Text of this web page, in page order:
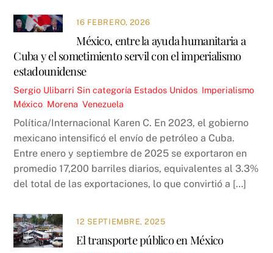
16 FEBRERO, 2026
México, entre la ayuda humanitaria a
Cuba y el sometimiento servil con el imperialismo
estadounidense
Sergio Ulibarri Sin categoría Estados Unidos Imperialismo
México Morena ,Venezuela
Política/Internacional Karen C. En 2023, el gobierno
mexicano intensificó el envío de petróleo a Cuba.
Entre enero y septiembre de 2025 se exportaron en
promedio 17,200 barriles diarios, equivalentes al 3.3%
del total de las exportaciones, lo que convirtió a […]
12 SEPTIEMBRE, 2025
El transporte público en México